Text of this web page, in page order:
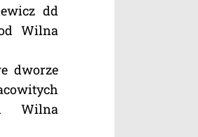
dd
Wilna
dworze
Wilna